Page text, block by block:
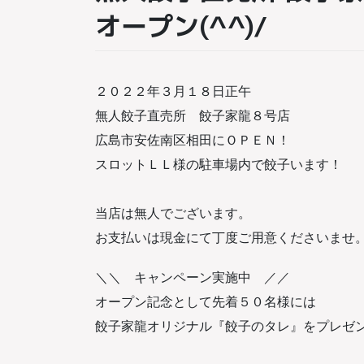
オープン(^^)/
２０２２年３月１８日正午
無人餃子直売所 餃子家龍８号店
広島市安佐南区相田にＯＰＥＮ！
スロットＬＬ様の駐車場内で餃子います！
当店は無人でございます。
お支払いは現金にて丁度ご用意くださいませ
＼＼ キャンペーン実施中 ／／
オープン記念として先着５０名様には
餃子家龍オリジナル『餃子のタレ』をプレゼ